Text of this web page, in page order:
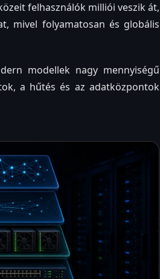
felhasználók milliói veszik át,
mivel folyamatosan és globális
modellek nagy mennyiségű
a hűtés és az adatközpontok